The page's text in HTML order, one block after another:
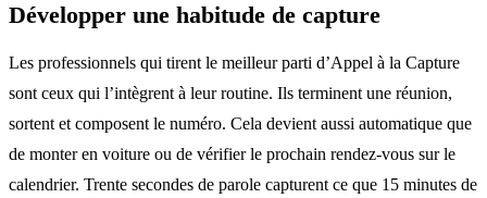
Développer une habitude de capture
Les professionnels qui tirent le meilleur parti d’Appel à la Capture
sont ceux qui l’intègrent à leur routine. Ils terminent une réunion,
sortent et composent le numéro. Cela devient aussi automatique que
de monter en voiture ou de vérifier le prochain rendez-vous sur le
calendrier. Trente secondes de parole capturent ce que 15 minutes de